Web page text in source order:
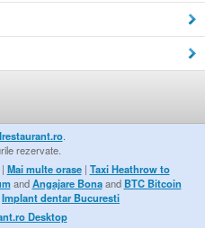
.
rezervate.
Mai multe orase| Taxi Heathrow to
andAngajare Bonaand BTC Bitcoin
Implant dentar Bucuresti
Desktop